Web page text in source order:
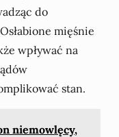
do
mięśnie
wpływać na
stan.
niemowlęcy,